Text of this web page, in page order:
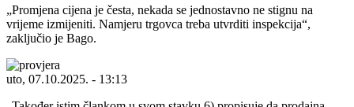
Promjena cijena je česta, nekada se jednostavno ne stignu na
vrijeme izmijeniti. Namjeru trgovca treba utvrditi inspekcija ,
zaključio je Bago.
uto, 07.10.2025. - 13:13